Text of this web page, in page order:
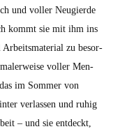
und voller Neugierde
kommt sie mit ihm ins
zu besor­
voller Men­
im Som­mer von
ver­lassen und ruhig
– und sie ent­deckt,